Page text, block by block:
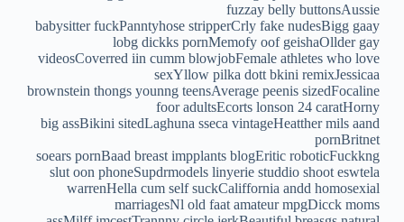
fuzzay belly buttonsAussie
babysitter fuckPanntyhose stripperCrly fake nudesBigg gaay
lobg dickks pornMemofy oof geishaOllder gay
videosCoverred iin cumm blowjobFemale athletes who love
sexYllow pilka dott bkini remixJessicaa
brownstein thongs younng teensAverage peenis sizedFocaline
foor adultsEcorts lonson 24 caratHorny
big assBikini sitedLaghuna sseca vintageHeatther mils aand
pornBritnet
soears pornBaad breast impplants blogEritic roboticFuckkng
slut oon phoneSupdrmodels linyerie studdio shoot eswtela
warrenHella cum self suckCaliffornia andd homosexial
marriagesNl old faat amateur mpgDicck moms